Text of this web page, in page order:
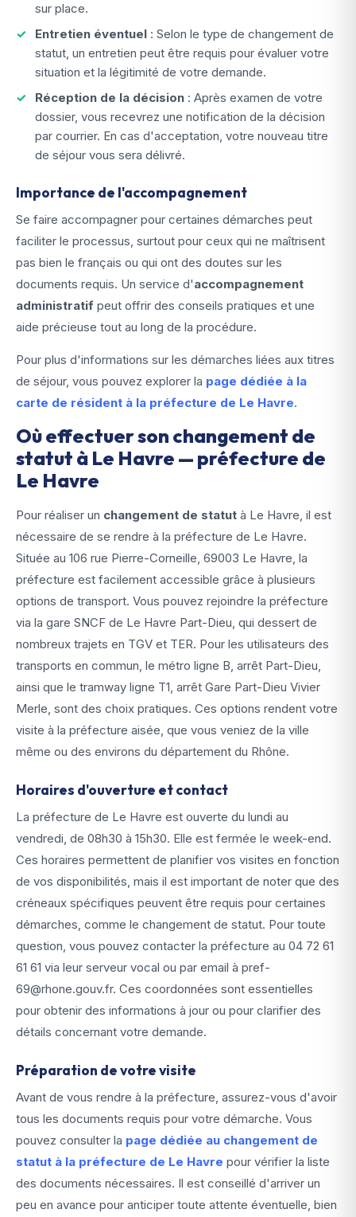
sur place.
Entretien éventuel : Selon le type de changement de
statut, un entretien peut être requis pour évaluer votre
situation et la légitimité de votre demande.
Réception de la décision : Après examen de votre
dossier, vous recevrez une notification de la décision
par courrier. En cas d'acceptation, votre nouveau titre
de séjour vous sera délivré.
Importance de l'accompagnement
Se faire accompagner pour certaines démarches peut
faciliter le processus, surtout pour ceux qui ne maîtrisent
pas bien le français ou qui ont des doutes sur les
documents requis. Un service d'accompagnement
administratif peut offrir des conseils pratiques et une
aide précieuse tout au long de la procédure.
Pour plus d'informations sur les démarches liées aux titres
de séjour, vous pouvez explorer la page dédiée à la
carte de résident à la préfecture de Le Havre.
Où effectuer son changement de
statut à Le Havre — préfecture de
Le Havre
Pour réaliser un changement de statut à Le Havre, il est
nécessaire de se rendre à la préfecture de Le Havre.
Située au 106 rue Pierre-Corneille, 69003 Le Havre, la
préfecture est facilement accessible grâce à plusieurs
options de transport. Vous pouvez rejoindre la préfecture
via la gare SNCF de Le Havre Part-Dieu, qui dessert de
nombreux trajets en TGV et TER. Pour les utilisateurs des
transports en commun, le métro ligne B, arrêt Part-Dieu,
ainsi que le tramway ligne T1, arrêt Gare Part-Dieu Vivier
Merle, sont des choix pratiques. Ces options rendent votre
visite à la préfecture aisée, que vous veniez de la ville
même ou des environs du département du Rhône.
Horaires d'ouverture et contact
La préfecture de Le Havre est ouverte du lundi au
vendredi, de 08h30 à 15h30. Elle est fermée le week-end.
Ces horaires permettent de planifier vos visites en fonction
de vos disponibilités, mais il est important de noter que des
créneaux spécifiques peuvent être requis pour certaines
démarches, comme le changement de statut. Pour toute
question, vous pouvez contacter la préfecture au 04 72 61
61 61 via leur serveur vocal ou par email à pref-
69@rhone.gouv.fr. Ces coordonnées sont essentielles
pour obtenir des informations à jour ou pour clarifier des
détails concernant votre demande.
Préparation de votre visite
Avant de vous rendre à la préfecture, assurez-vous d'avoir
tous les documents requis pour votre démarche. Vous
pouvez consulter la page dédiée au changement de
statut à la préfecture de Le Havre pour vérifier la liste
des documents nécessaires. Il est conseillé d'arriver un
peu en avance pour anticiper toute attente éventuelle, bien